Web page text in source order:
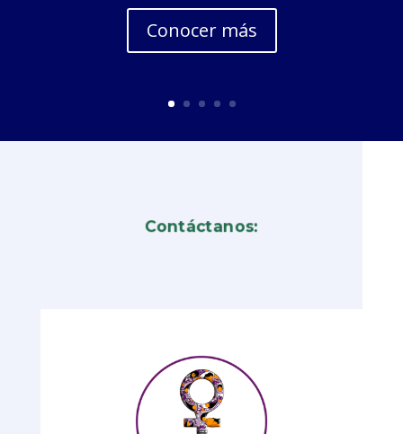
Conocer más
Contáctanos: